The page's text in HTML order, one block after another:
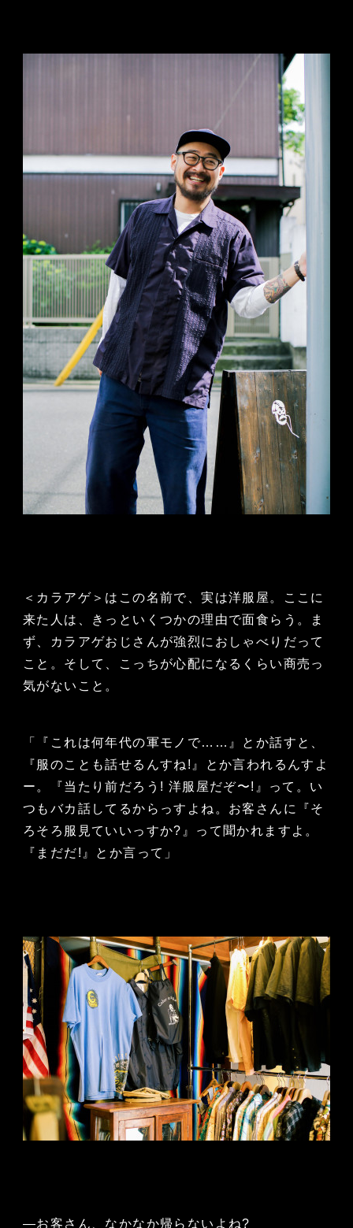
＜カラアゲ＞はこの名前で、実は洋服屋。ここに
来た人は、きっといくつかの理由で面食らう。ま
ず、カラアゲおじさんが強烈におしゃべりだって
こと。そして、こっちが心配になるくらい商売っ
気がないこと。
「『これは何年代の軍モノで……』とか話すと、
『服のことも話せるんすね!』とか言われるんすよ
ー。『当たり前だろう! 洋服屋だぞ〜!』って。い
つもバカ話してるからっすよね。お客さんに『そ
ろそろ服見ていいっすか?』って聞かれますよ。
『まだだ!』とか言って」
—お客さん、なかなか帰らないよね?